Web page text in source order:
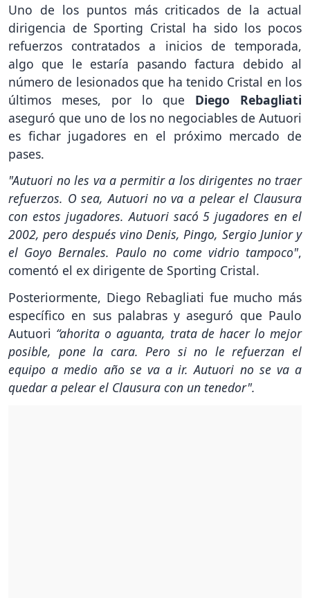
Uno de los puntos más criticados de la actual
dirigencia de Sporting Cristal ha sido los pocos
refuerzos contratados a inicios de temporada,
algo que le estaría pasando factura debido al
número de lesionados que ha tenido Cristal en los
últimos meses, por lo que Diego Rebagliati
aseguró que uno de los no negociables de Autuori
es fichar jugadores en el próximo mercado de
pases.
"Autuori no les va a permitir a los dirigentes no traer
refuerzos. O sea, Autuori no va a pelear el Clausura
con estos jugadores. Autuori sacó 5 jugadores en el
2002, pero después vino Denis, Pingo, Sergio Junior y
el Goyo Bernales. Paulo no come vidrio tampoco",
comentó el ex dirigente de Sporting Cristal.
Posteriormente, Diego Rebagliati fue mucho más
específico en sus palabras y aseguró que Paulo
Autuori “ahorita o aguanta, trata de hacer lo mejor
posible, pone la cara. Pero si no le refuerzan el
equipo a medio año se va a ir. Autuori no se va a
quedar a pelear el Clausura con un tenedor".